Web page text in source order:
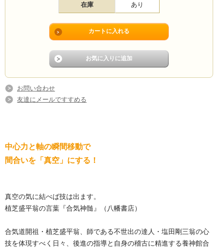
在庫 あり
お問い合わせ
友達にメールですすめる
中心力と軸の瞬間移動で
間合いを「真空」にする！
真空の気に結べば技は出ます。
植芝盛平翁の言葉『合気神髄』（八幡書店）
合気道開祖・植芝盛平翁、師である不世出の達人・塩田剛三翁の心
技を体現すべく日々、後進の指導と自身の稽古に精進する養神館合